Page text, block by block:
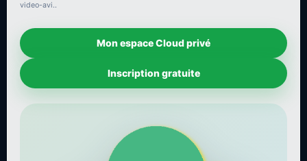
video-avi..
Mon espace Cloud privé
Inscription gratuite